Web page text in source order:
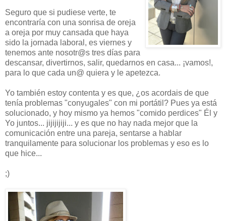
Seguro que si pudiese verte, te
encontraría con una sonrisa de oreja
a oreja por muy cansada que haya
sido la jornada laboral, es viernes y
tenemos ante nosotr@s tres días para
descansar, divertirnos, salir, quedarnos en casa... ¡vamos!,
para lo que cada un@ quiera y le apetezca.
Yo también estoy contenta y es que, ¿os acordais de que
tenía problemas "conyugales" con mi portátil? Pues ya está
solucionado, y hoy mismo ya hemos "comido perdices" Él y
Yo juntos... jijijijiji... y es que no hay nada mejor que la
comunicación entre una pareja, sentarse a hablar
tranquilamente para solucionar los problemas y eso es lo
que hice...
;)